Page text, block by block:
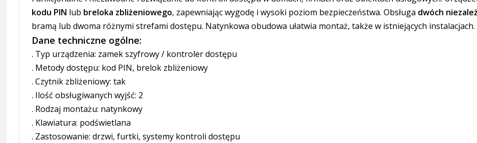
kodu PIN lub breloka zbliżeniowego, zapewniając wygodę i wysoki poziom bezpieczeństwa. Obsługa dwóch
bramą lub dwoma różnymi strefami dostępu. Natynkowa obudowa ułatwia montaż, także w istniejących instalacjach.
Dane techniczne ogólne:
. Typ urządzenia: zamek szyfrowy / kontroler dostępu
. Metody dostępu: kod PIN, brelok zbliżeniowy
. Czytnik zbliżeniowy: tak
. Ilość obsługiwanych wyjść: 2
. Rodzaj montażu: natynkowy
. Klawiatura: podświetlana
. Zastosowanie: drzwi, furtki, systemy kontroli dostępu